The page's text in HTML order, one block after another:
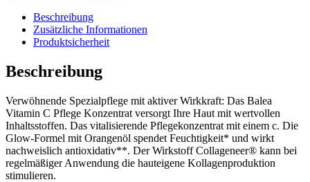
Beschreibung
Zusätzliche Informationen
Produktsicherheit
Beschreibung
Verwöhnende Spezialpflege mit aktiver Wirkkraft: Das Balea
Vitamin C Pflege Konzentrat versorgt Ihre Haut mit wertvollen
Inhaltsstoffen. Das vitalisierende Pflegekonzentrat mit einem c. Die
Glow-Formel mit Orangenöl spendet Feuchtigkeit* und wirkt
nachweislich antioxidativ**. Der Wirkstoff Collageneer® kann bei
regelmäßiger Anwendung die hauteigene Kollagenproduktion
stimulieren.